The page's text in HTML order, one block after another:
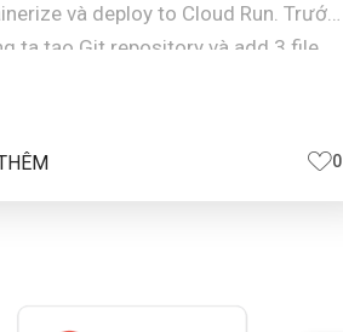
và deploy to Cloud Run. Trước
ta tạo Git repository và add 3 file
0